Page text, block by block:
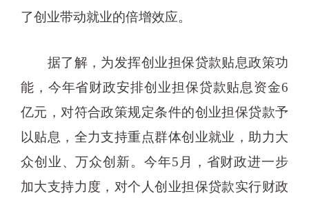
了创业带动就业的倍增效应。
据了解，为发挥创业担保贷款贴息政策功
能，今年省财政安排创业担保贷款贴息资金6
亿元，对符合政策规定条件的创业担保贷款予
以贴息，全力支持重点群体创业就业，助力大
众创业、万众创新。今年5月，省财政进一步
加大支持力度，对个人创业担保贷款实行财政